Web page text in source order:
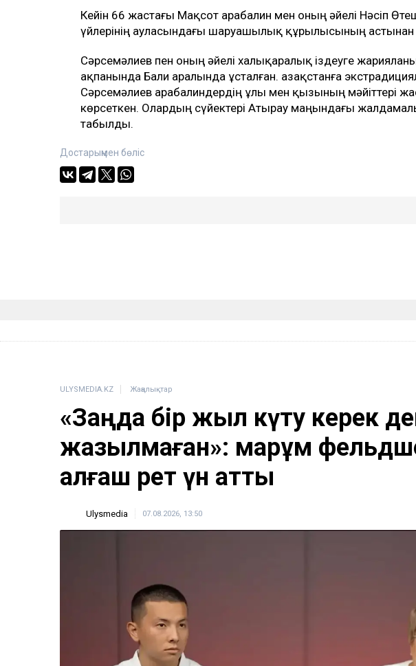
Кейін 66 жастағы Мақсот Қарабалин мен оның әйелі Нәсіп
үйлерінің ауласындағы шаруашылық құрылысының
Сәрсемәлиев пен оның әйелі халықаралық іздеуге
ақпанында Бали аралында ұсталған. Қазақстанға
Сәрсемәлиев Қарабалиндердің ұлы мен қызының мәйіттері
көрсеткен. Олардың сүйектері Атырау маңындағы
табылды.
Достарыңмен бөліс
Жаңалықтар
«Заңда бір жыл күту керек
жазылмаған»: марқұм